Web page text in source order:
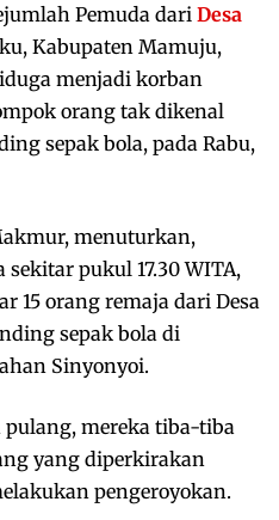
Pemuda dari Desa
Kabupaten Mamuju,
menjadi korban
orang tak dikenal
sepak bola, pada Rabu,
menuturkan,
pukul 17.30 WITA,
15 orang remaja dari Desa
sepak bola di
Sinyonyoi.
mereka tiba-tiba
yang diperkirakan
pengeroyokan.